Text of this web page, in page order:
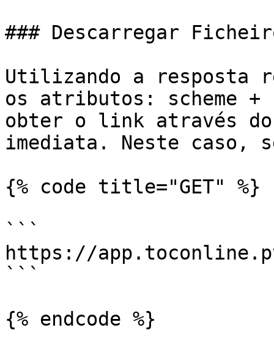
### Descarregar
Utilizando a resposta
os atributos: scheme
obter o link através
imediata. Neste caso,
{% code title="GET" %}
```
https://
```